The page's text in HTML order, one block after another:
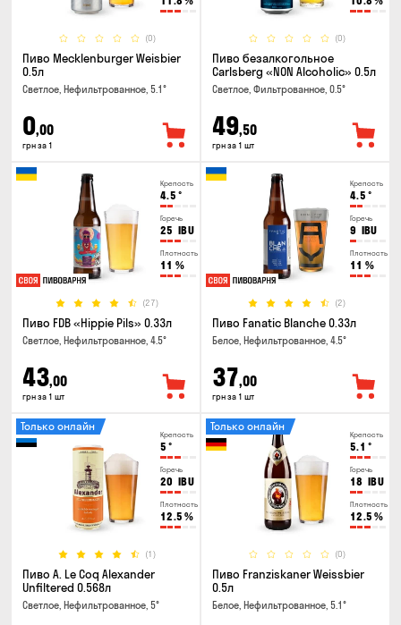
(0)
Пиво Mecklenburger Weisbier
0.5л
Светлое, Нефильтрованное, 5.1°
0,00
грн за 1
(0)
Пиво безалкогольное
Carlsberg «NON Alcoholic» 0.5л
Светлое, Фильтрованное, 0.5°
49,50
грн за 1 шт
Крепость
4.5 °
Горечь
25 IBU
Плотность
11 %
(27)
Пиво FDB «Hippie Pils» 0.33л
Светлое, Нефильтрованное, 4.5°
43,00
грн за 1 шт
Крепость
4.5 °
Горечь
9 IBU
Плотность
11 %
(2)
Пиво Fanatic Blanche 0.33л
Белое, Нефильтрованное, 4.5°
37,00
грн за 1 шт
Крепость
5 °
Горечь
20 IBU
Плотность
12.5 %
(1)
Только онлайн
Пиво A. Le Coq Alexander
Unfiltered 0.568л
Светлое, Нефильтрованное, 5°
Крепость
5.1 °
Горечь
18 IBU
Плотность
12.5 %
(0)
Только онлайн
Пиво Franziskaner Weissbier
0.5л
Белое, Нефильтрованное, 5.1°